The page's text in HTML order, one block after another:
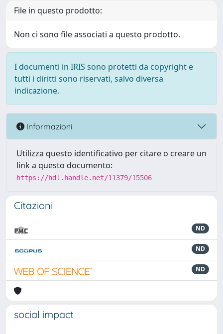
File in questo prodotto:
Non ci sono file associati a questo prodotto.
I documenti in IRIS sono protetti da copyright e
tutti i diritti sono riservati, salvo diversa
indicazione.
Informazioni
Utilizza questo identificativo per citare o creare un
link a questo documento:
https://hdl.handle.net/11379/15506
Citazioni
ND
ND
ND
social impact